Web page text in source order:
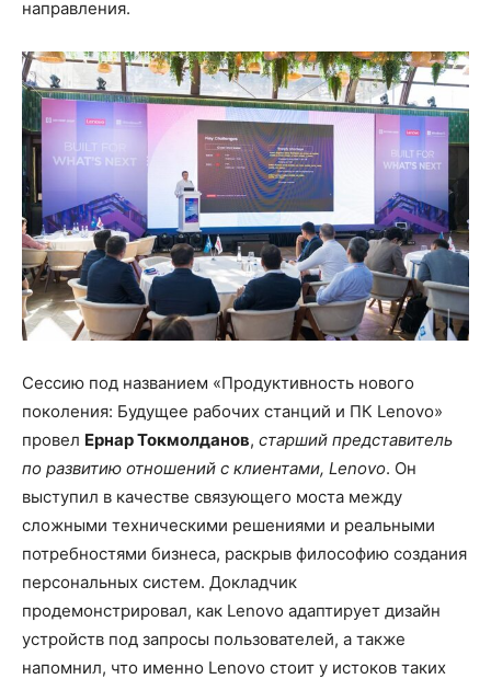
направления.
Сессию под названием «Продуктивность нового
поколения: Будущее рабочих станций и ПК Lenovo»
провел Ернар Токмолданов, старший представитель
по развитию отношений с клиентами, Lenovo. Он
выступил в качестве связующего моста между
сложными техническими решениями и реальными
потребностями бизнеса, раскрыв философию создания
персональных систем. Докладчик
продемонстрировал, как Lenovo адаптирует дизайн
устройств под запросы пользователей, а также
напомнил, что именно Lenovo стоит у истоков таких